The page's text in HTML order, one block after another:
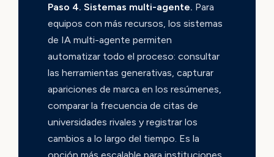
Paso 4. Sistemas multi-agente. Para
equipos con más recursos, los sistemas
de IA multi-agente permiten
automatizar todo el proceso: consultar
las herramientas generativas, capturar
apariciones de marca en los resúmenes,
comparar la frecuencia de citas de
universidades rivales y registrar los
cambios a lo largo del tiempo. Es la
opción más escalable para instituciones